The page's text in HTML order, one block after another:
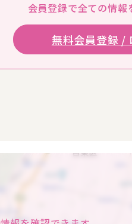
会員登録で全ての情報
無料会員登録 /